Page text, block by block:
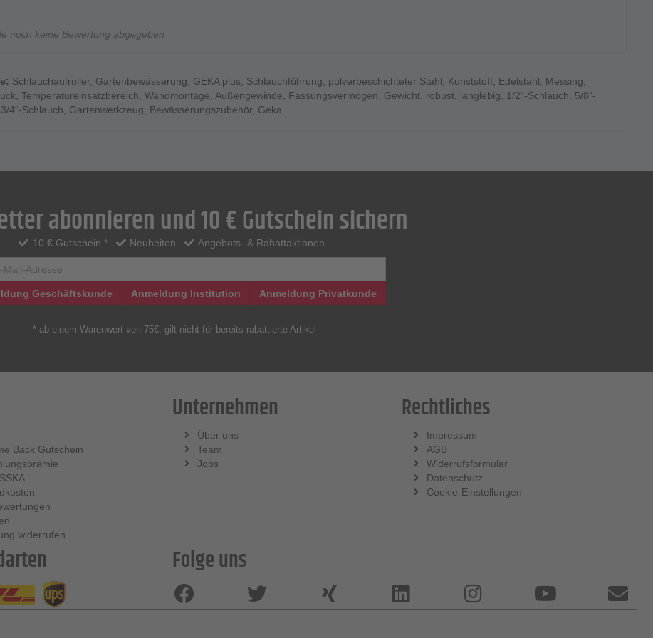
per Stück
noch keine Bewertung abgegeben
Schlauchaufroller, Gartenbewässerung, GEKA plus, Schlauchführung, pulverbeschichteter Stahl, Kunststoff, Edelstahl, Messing,
, Temperatureinsatzbereich, Wandmontage, Außengewinde, Fassungsvermögen, Gewicht, robust, langlebig, 1/2“-Schlauch, 5/8“-
3/4“-Schlauch, Gartenwerkzeug, Bewässerungszubehör, Geka
abonnieren und 10 € Gutschein sichern
10 € Gutschein * Neuheiten Angebots- & Rabattaktionen
Geschäftskunde Anmeldung Institution Anmeldung Privatkunde
* ab einem Warenwert von 75€, gilt nicht für bereits rabattierte Artikel
Back Gutschein
widerrufen
Unternehmen
Über uns
Team
Jobs
Rechtliches
Impressum
AGB
Widerrufsformular
Datenschutz
Cookie-Einstellungen
Folge uns